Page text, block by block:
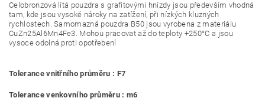
Celobronzová lítá pouzdra s grafitovými hnízdy jsou především vhodná
tam, kde jsou vysoké nároky na zatížení, při nízkých kluzných
rychlostech. Samomazná pouzdra B50 jsou vyrobena z materiálu
CuZn25Al6Mn4Fe3. Mohou pracovat až do teploty +250°C a jsou
vysoce odolná proti opotřebení
Tolerance vnitřního průměru : F7
Tolerance venkovního průměru : m6